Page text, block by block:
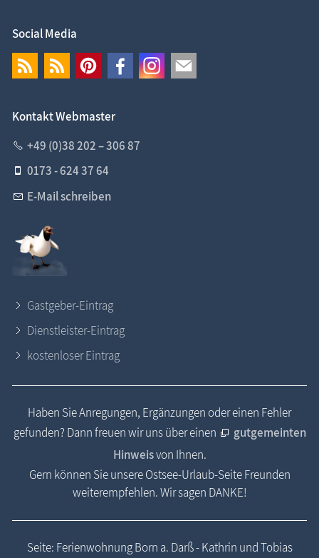
Social Media
Kontakt Webmaster
+49 (0)38 202 – 306 87
0173 - 624 37 64
E-Mail schreiben
Gastgeber-Eintrag
Dienstleister-Eintrag
kostenloser Eintrag
Haben Sie Anregungen, Ergänzungen oder einen Fehler
gefunden? Dann freuen wir uns über einen
gutgemeinten
Hinweisvon Ihnen.
Gern können Sie unsere Ostsee-Urlaub-Seite Freunden
weiterempfehlen. Wir sagen DANKE!
Seite: Ferienwohnung Born a. Darß - Kathrin und Tobias